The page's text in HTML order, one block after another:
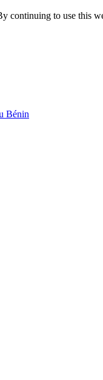
continuing to use this